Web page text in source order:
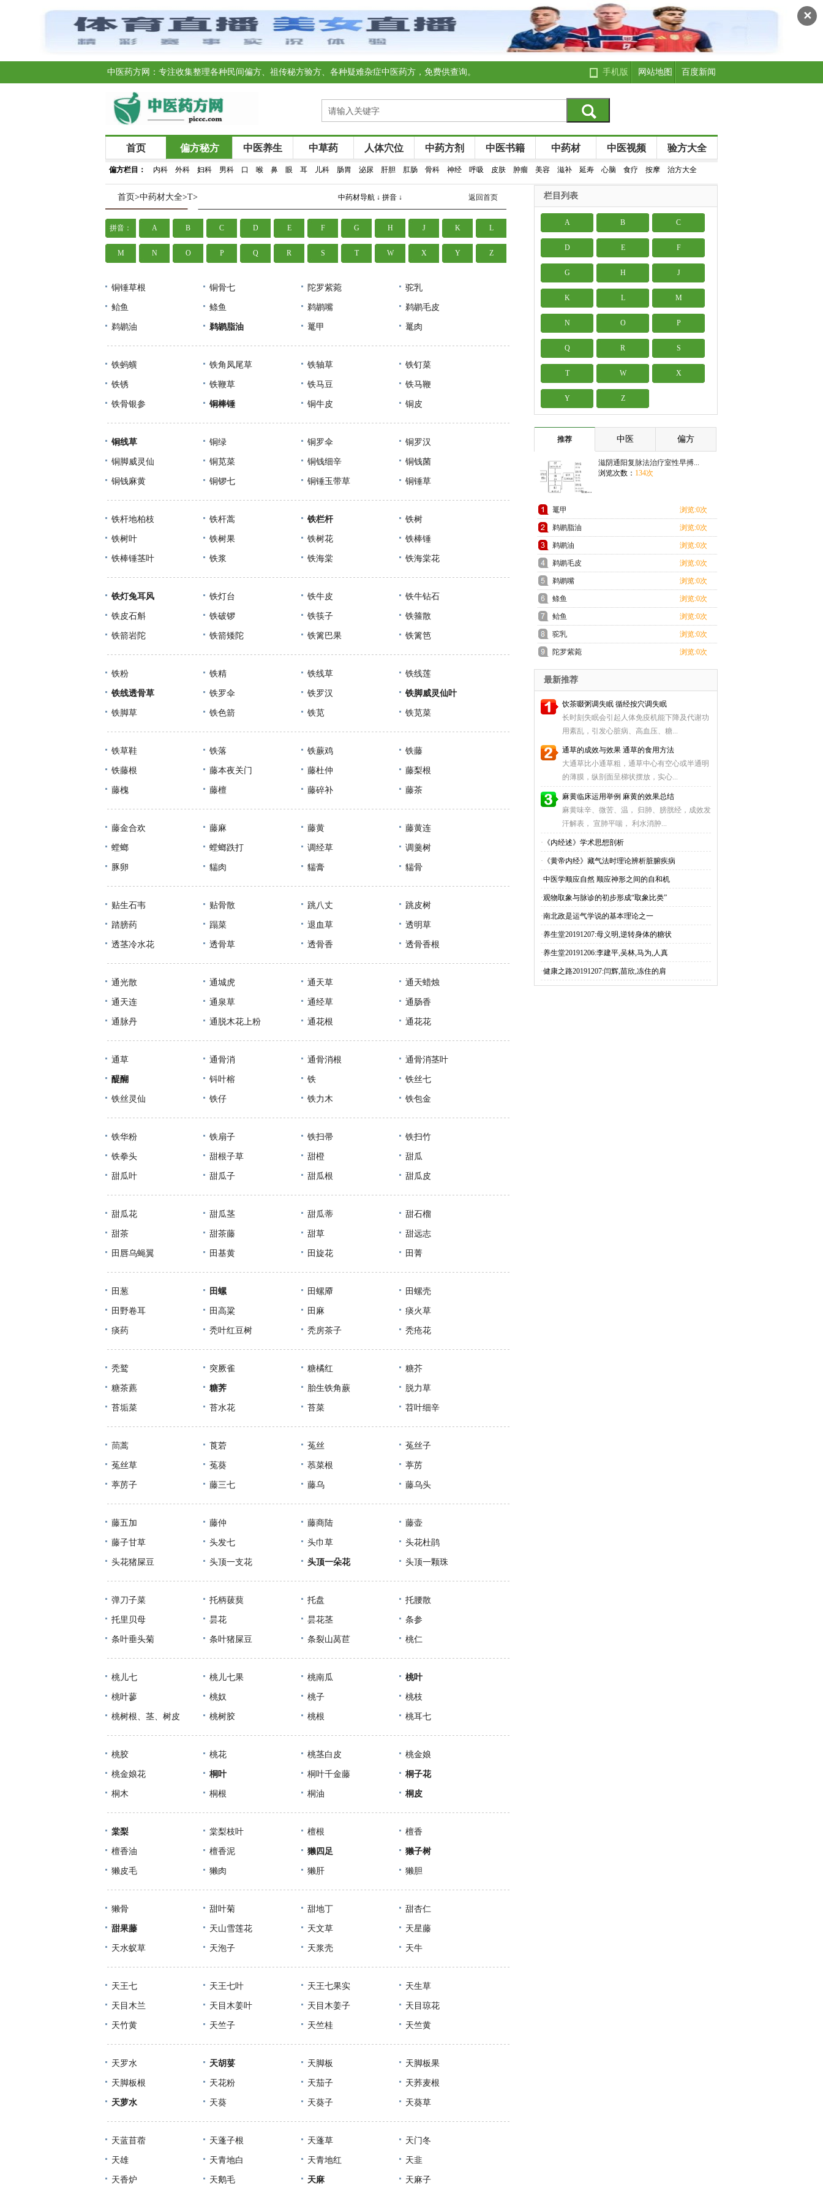
✕
中医药方网：专注收集整理各种民间偏方、祖传秘方验方、各种疑难杂症中医药方，免费供查询。 百度新闻
网站地图
手机版
首页 偏方秘方 中医养生 中草药 人体穴位 中药方剂 中医书籍 中药材 中医视频 验方大全
偏方栏目： 内科 外科 妇科 男科 口 喉 鼻 眼 耳 儿科 肠胃 泌尿 肝胆 肛肠 骨科 神经 呼吸 皮肤 肿瘤 美容 滋补 延寿 心脑 食疗 按摩 治方大全
首页>中药材大全>T> 中药材导航 ↓ 拼音 ↓ 返回首页
拼音： A B C D E F G H J K L
M N O P Q R S T W X Y Z
铜锤草根 铜骨七 陀罗紫菀 驼乳
鲐鱼 鲦鱼 鹈鹕嘴 鹈鹕毛皮
鹈鹕油 鹈鹕脂油 鼍甲 鼍肉
铁蚂蟥 铁角凤尾草 铁轴草 铁钉菜
铁锈 铁鞭草 铁马豆 铁马鞭
铁骨银参 铜棒锤 铜牛皮 铜皮
铜线草 铜绿 铜罗伞 铜罗汉
铜脚威灵仙 铜苋菜 铜钱细辛 铜钱菌
铜钱麻黄 铜锣七 铜锤玉带草 铜锤草
铁杆地柏枝 铁杆蒿 铁栏杆 铁树
铁树叶 铁树果 铁树花 铁棒锤
铁棒锤茎叶 铁浆 铁海棠 铁海棠花
铁灯兔耳风 铁灯台 铁牛皮 铁牛钻石
铁皮石斛 铁破锣 铁筷子 铁箍散
铁箭岩陀 铁箭矮陀 铁篱巴果 铁篱笆
铁粉 铁精 铁线草 铁线莲
铁线透骨草 铁罗伞 铁罗汉 铁脚威灵仙叶
铁脚草 铁色箭 铁苋 铁苋菜
铁草鞋 铁落 铁蕨鸡 铁藤
铁藤根 藤本夜关门 藤杜仲 藤梨根
藤槐 藤檀 藤碎补 藤茶
藤金合欢 藤麻 藤黄 藤黄连
螳螂 螳螂跌打 调经草 调羹树
豚卵 貒肉 貒膏 貒骨
贴生石韦 贴骨散 跳八丈 跳皮树
踏膀药 蹋菜 退血草 透明草
透茎冷水花 透骨草 透骨香 透骨香根
通光散 通城虎 通天草 通天蜡烛
通天连 通泉草 通经草 通肠香
通脉丹 通脱木花上粉 通花根 通花花
通草 通骨消 通骨消根 通骨消茎叶
醍醐 钭叶榕 铁 铁丝七
铁丝灵仙 铁仔 铁力木 铁包金
铁华粉 铁扇子 铁扫帚 铁扫竹
铁拳头 甜根子草 甜橙 甜瓜
甜瓜叶 甜瓜子 甜瓜根 甜瓜皮
甜瓜花 甜瓜茎 甜瓜蒂 甜石榴
甜茶 甜茶藤 甜草 甜远志
田唇乌蝇翼 田基黄 田旋花 田菁
田葱 田螺 田螺厣 田螺壳
田野卷耳 田高粱 田麻 痰火草
痰药 秃叶红豆树 秃房茶子 秃疮花
秃鹫 突厥雀 糖橘红 糖芥
糖茶藨 糖荠 胎生铁角蕨 脱力草
苔垢菜 苔水花 苔菜 苕叶细辛
茼蒿 莨菪 菟丝 菟丝子
菟丝草 菟葵 菾菜根 葶苈
葶苈子 藤三七 藤乌 藤乌头
藤五加 藤仲 藤商陆 藤壶
藤子甘草 头发七 头巾草 头花杜鹃
头花猪屎豆 头顶一支花 头顶一朵花 头顶一颗珠
弹刀子菜 托柄菝葜 托盘 托腰散
托里贝母 昙花 昙花茎 条参
条叶垂头菊 条叶猪屎豆 条裂山莴苣 桃仁
桃儿七 桃儿七果 桃南瓜 桃叶
桃叶蓼 桃奴 桃子 桃枝
桃树根、茎、树皮 桃树胶 桃根 桃耳七
桃胶 桃花 桃茎白皮 桃金娘
桃金娘花 桐叶 桐叶千金藤 桐子花
桐木 桐根 桐油 桐皮
棠梨 棠梨枝叶 檀根 檀香
檀香油 檀香泥 獭四足 獭子树
獭皮毛 獭肉 獭肝 獭胆
獭骨 甜叶菊 甜地丁 甜杏仁
甜果藤 天山雪莲花 天文草 天星藤
天水蚁草 天泡子 天浆壳 天牛
天王七 天王七叶 天王七果实 天生草
天目木兰 天目木姜叶 天目木姜子 天目琼花
天竹黄 天竺子 天竺桂 天竺黄
天罗水 天胡荽 天脚板 天脚板果
天脚板根 天花粉 天茄子 天荞麦根
天萝水 天葵 天葵子 天葵草
天蓝苜蓿 天蓬子根 天蓬草 天门冬
天雄 天青地白 天青地红 天韭
天香炉 天鹅毛 天麻 天麻子
栏目列表
A B C
D E F
G H J
K L M
N O P
Q R S
T W X
Y Z
推荐 中医 偏方
滋阴通阳复脉法治疗室性早搏...
浏览次数： 134次
鼍甲 浏览:0次
鹈鹕脂油 浏览:0次
鹈鹕油 浏览:0次
鹈鹕毛皮 浏览:0次
鹈鹕嘴 浏览:0次
鲦鱼 浏览:0次
鲐鱼 浏览:0次
驼乳 浏览:0次
陀罗紫菀 浏览:0次
最新推荐
饮茶啜粥调失眠 循经按穴调失眠
长时刻失眠会引起人体免疫机能下降及代谢功
用紊乱，引发心脏病、高血压、糖...
通草的成效与效果 通草的食用方法
大通草比小通草粗，通草中心有空心或半通明
的薄膜，纵剖面呈梯状摆放，实心...
麻黄临床运用举例 麻黄的效果总结
麻黄味辛、微苦、温， 归肺、膀胱经，成效发
汗解表， 宣肺平喘， 利水消肿...
· 《内经述》学术思想剖析
· 《黄帝内经》藏气法时理论辨析脏腑疾病
·中医学顺应自然 顺应神形之间的自和机
·观物取象与脉诊的初步形成“取象比类”
·南北政是运气学说的基本理论之一
·养生堂20191207:母义明,逆转身体的糖状
·养生堂20191206:李建平,吴林,马为,人真
·健康之路20191207:闫辉,苗欣,冻住的肩